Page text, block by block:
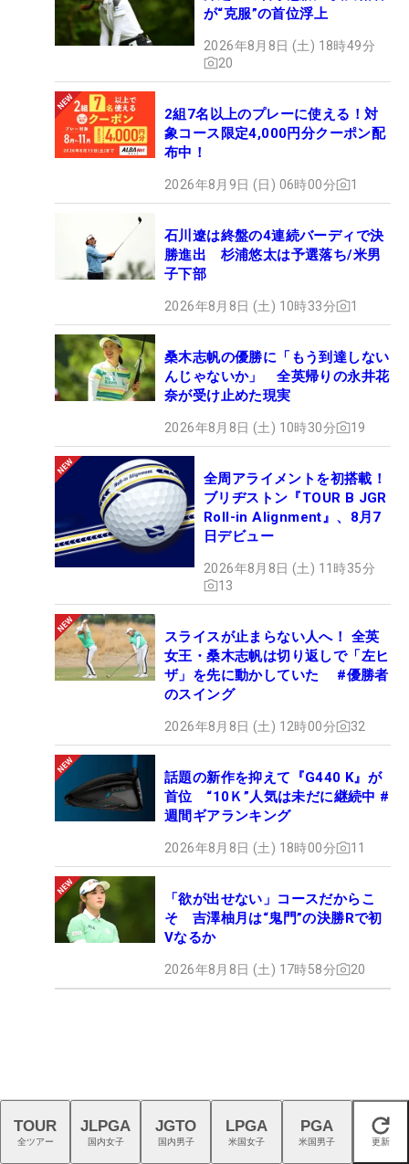
が“克服”の首位浮上
2026年8月8日 (土) 18時49分
20
2組7名以上のプレーに使える！対
象コース限定4,000円分クーポン配
布中！
2026年8月9日 (日) 06時00分 1
石川遼は終盤の4連続バーディで決
勝進出 杉浦悠太は予選落ち/米男
子下部
2026年8月8日 (土) 10時33分 1
桑木志帆の優勝に「もう到達しない
んじゃないか」 全英帰りの永井花
奈が受け止めた現実
2026年8月8日 (土) 10時30分 19
全周アライメントを初搭載！
ブリヂストン『TOUR B JGR
Roll-in Alignment』、8月7
日デビュー
2026年8月8日 (土) 11時35分
13
スライスが止まらない人へ！ 全英
女王・桑木志帆は切り返しで「左ヒ
ザ」を先に動かしていた #優勝者
のスイング
2026年8月8日 (土) 12時00分 32
話題の新作を抑えて『G440 K』が
首位 “10Ｋ”人気は未だに継続中 #
週間ギアランキング
2026年8月8日 (土) 18時00分 11
「欲が出せない」コースだからこ
そ 吉澤柚月は“鬼門”の決勝Rで初
Vなるか
2026年8月8日 (土) 17時58分 20
閉じる
TOUR
全ツアー
JLPGA
国内女子
JGTO
国内男子
LPGA
米国女子
PGA
米国男子 更新